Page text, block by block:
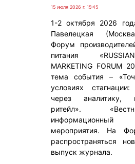
15 июля 2026 г. 15:45
1-2 октября 2026
Павелецкая
Форум
питания
MARKETING FORUM
тема события –
условиях
через аналитику,
ритейл».
мероприятия. На
распространяться
выпуск журнала.